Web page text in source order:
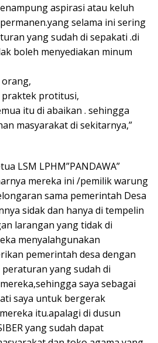
aspirasi atau keluh
selama ini sering
yang sudah di sepakati .di
boleh menyediakan minum
praktek protitusi,
itu di abaikan . sehingga
masyarakat di sekitarnya,”
LSM LPHM”PANDAWA”
mereka ini /pemilik warung
sama pemerintah Desa
sidak dan hanya di tempelin
larangan yang tidak di
menyalahgunakan
pemerintah desa dengan
yang sudah di
saya sebagai
saya untuk bergerak
itu.apalagi di dusun
yang sudah dapat